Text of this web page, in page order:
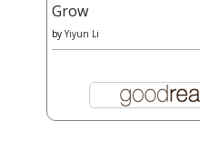
Grow
by Yiyun Li